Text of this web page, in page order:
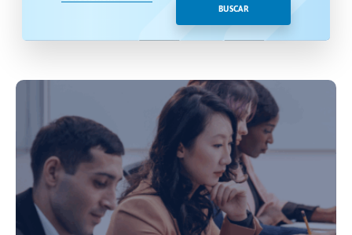
BUSCAR